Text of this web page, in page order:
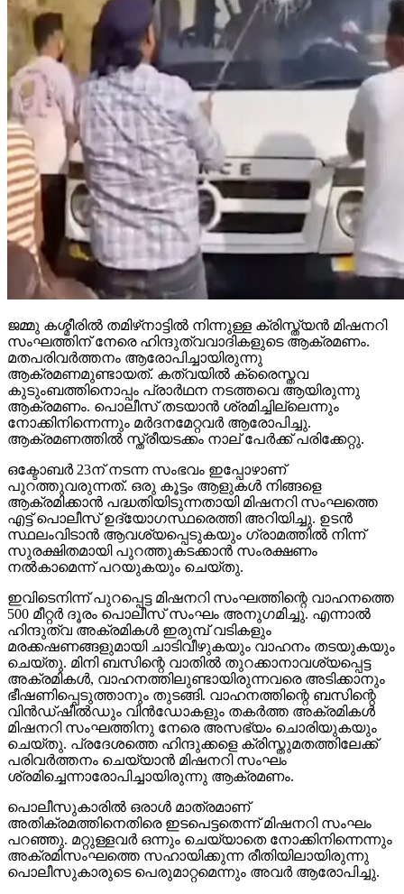
ജമ്മു കശ്മീരില്‍ തമിഴ്‌നാട്ടില്‍ നിന്നുള്ള ക്രിസ്ത്യന്‍ മിഷനറി
സംഘത്തിന് നേരെ ഹിന്ദുത്വവാദികളുടെ ആക്രമണം.
മതപരിവര്‍ത്തനം ആരോപിച്ചായിരുന്നു
ആക്രമണമുണ്ടായത്. കത്വയില്‍ ക്രൈസ്തവ
കുടുംബത്തിനൊപ്പം പ്രാര്‍ഥന നടത്തവെ ആയിരുന്നു
ആക്രമണം. പൊലീസ് തടയാന്‍ ശ്രമിച്ചില്ലെന്നും
നോക്കിനിന്നെന്നും മര്‍ദനമേറ്റവര്‍ ആരോപിച്ചു.
ആക്രമണത്തില്‍ സ്ത്രീയടക്കം നാല് പേര്‍ക്ക് പരിക്കേറ്റു.
ഒക്ടോബര്‍ 23ന് നടന്ന സംഭവം ഇപ്പോഴാണ്
പുറത്തുവരുന്നത്. ഒരു കൂട്ടം ആളുകള്‍ നിങ്ങളെ
ആക്രമിക്കാന്‍ പദ്ധതിയിടുന്നതായി മിഷനറി സംഘത്തെ
എട്ട് പൊലീസ് ഉദ്യോഗസ്ഥരെത്തി അറിയിച്ചു. ഉടന്‍
സ്ഥലംവിടാന്‍ ആവശ്യപ്പെടുകയും ഗ്രാമത്തില്‍ നിന്ന്
സുരക്ഷിതമായി പുറത്തുകടക്കാന്‍ സംരക്ഷണം
നല്‍കാമെന്ന് പറയുകയും ചെയ്തു.
ഇവിടെനിന്ന് പുറപ്പെട്ട മിഷനറി സംഘത്തിന്റെ വാഹനത്തെ
500 മീറ്റര്‍ ദൂരം പൊലീസ് സംഘം അനുഗമിച്ചു. എന്നാല്‍
ഹിന്ദുത്വ അക്രമികള്‍ ഇരുമ്പ് വടികളും
മരക്കഷണങ്ങളുമായി ചാടിവീഴുകയും വാഹനം തടയുകയും
ചെയ്തു. മിനി ബസിന്റെ വാതില്‍ തുറക്കാനാവശ്യപ്പെട്ട
അക്രമികള്‍, വാഹനത്തിലുണ്ടായിരുന്നവരെ അടിക്കാനും
ഭീഷണിപ്പെടുത്താനും തുടങ്ങി. വാഹനത്തിന്റെ ബസിന്റെ
വിന്‍ഡ്ഷീല്‍ഡും വിന്‍ഡോകളും തകര്‍ത്ത അക്രമികള്‍
മിഷനറി സംഘത്തിനു നേരെ അസഭ്യം ചൊരിയുകയും
ചെയ്തു. പ്രദേശത്തെ ഹിന്ദുക്കളെ ക്രിസ്തുമതത്തിലേക്ക്
പരിവര്‍ത്തനം ചെയ്യാന്‍ മിഷനറി സംഘം
ശ്രമിച്ചെന്നാരോപിച്ചായിരുന്നു ആക്രമണം.
പൊലീസുകാരില്‍ ഒരാള്‍ മാത്രമാണ്
അതിക്രമത്തിനെതിരെ ഇടപെട്ടതെന്ന് മിഷനറി സംഘം
പറഞ്ഞു. മറ്റുള്ളവര്‍ ഒന്നും ചെയ്യാതെ നോക്കിനിന്നെന്നും
അക്രമിസംഘത്തെ സഹായിക്കുന്ന രീതിയിലായിരുന്നു
പൊലീസുകാരുടെ പെരുമാറ്റമെന്നും അവര്‍ ആരോപിച്ചു.